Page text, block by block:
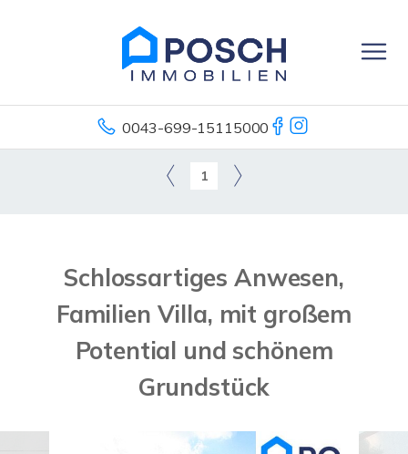
0043-699-15115000
1
Schlossartiges Anwesen,
Familien Villa, mit großem
Potential und schönem
Grundstück